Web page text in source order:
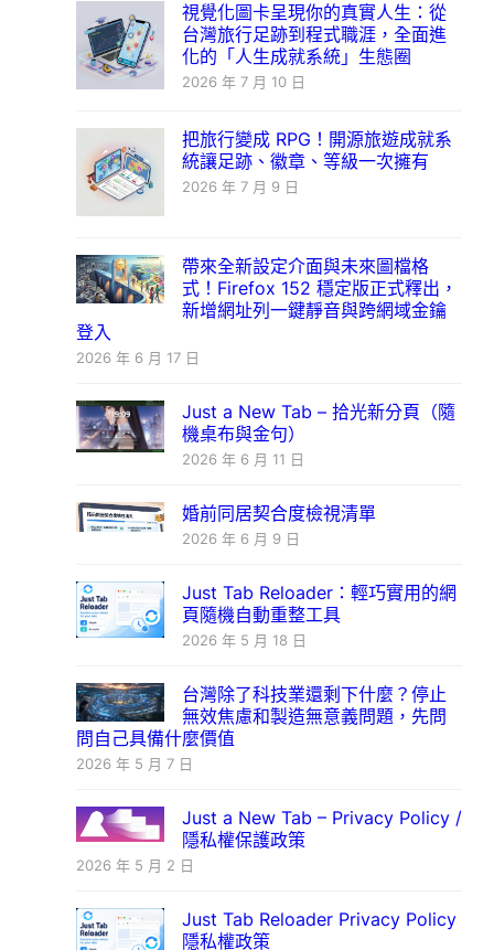
視覺化圖卡呈現你的真實人生：從
台灣旅行足跡到程式職涯，全面進
化的「人生成就系統」生態圈
2026 年 7 月 10 日
把旅行變成 RPG！開源旅遊成就系
統讓足跡、徽章、等級一次擁有
2026 年 7 月 9 日
帶來全新設定介面與未來圖檔格
式！Firefox 152 穩定版正式釋出，
新增網址列一鍵靜音與跨網域金鑰
登入
2026 年 6 月 17 日
Just a New Tab – 拾光新分頁（隨
機桌布與金句）
2026 年 6 月 11 日
婚前同居契合度檢視清單
2026 年 6 月 9 日
Just Tab Reloader：輕巧實用的網
頁隨機自動重整工具
2026 年 5 月 18 日
台灣除了科技業還剩下什麼？停止
無效焦慮和製造無意義問題，先問
問自己具備什麼價值
2026 年 5 月 7 日
Just a New Tab – Privacy Policy /
隱私權保護政策
2026 年 5 月 2 日
Just Tab Reloader Privacy Policy
隱私權政策